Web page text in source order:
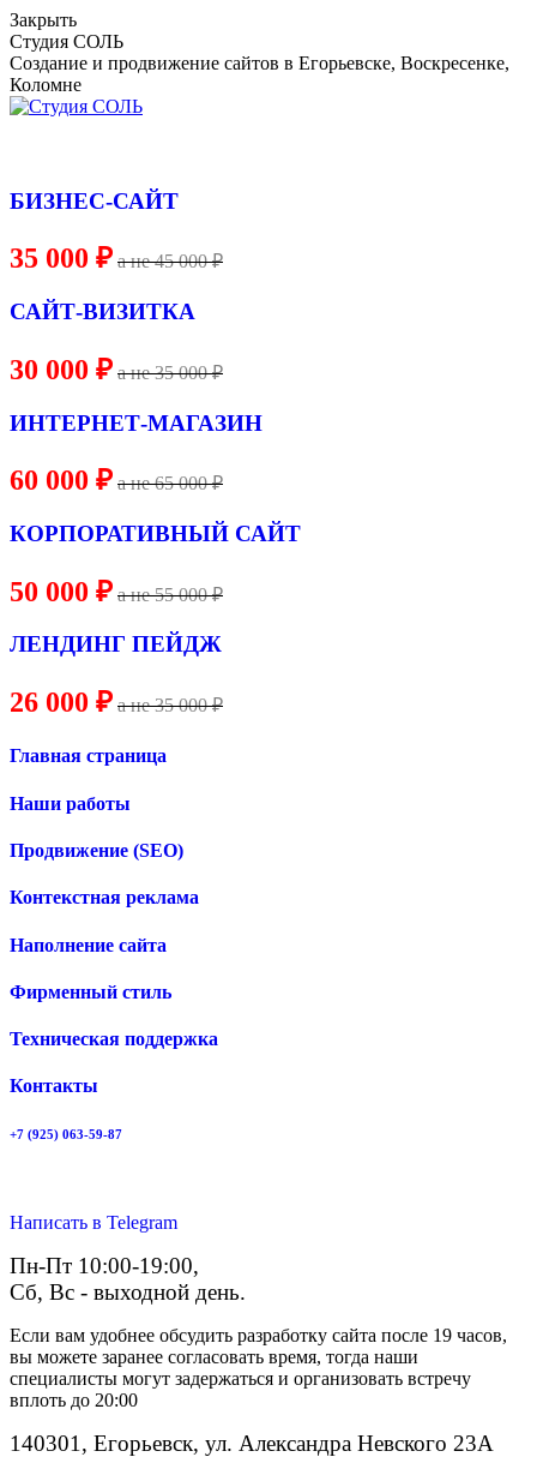
Skip
to
content
Закрыть
Студия СОЛЬ
Создание и продвижение сайтов в Егорьевске, Воскресенке,
Коломне
БИЗНЕС-САЙТ
35 000 ₽ a не 45 000 ₽
САЙТ-ВИЗИТКА
30 000 ₽ a не 35 000 ₽
ИНТЕРНЕТ-МАГАЗИН
60 000 ₽ a не 65 000 ₽
КОРПОРАТИВНЫЙ САЙТ
50 000 ₽ a не55000 ₽
ЛЕНДИНГ ПЕЙДЖ
26 000 ₽ a не 35 000 ₽
Главная страница
Наши работы
Продвижение (SEO)
Контекстная реклама
Наполнение сайта
Фирменный стиль
Техническая поддержка
Контакты
+7 (925) 063-59-87
Написать в Telegram
Пн-Пт 10:00-19:00,
Сб, Вс - выходной день.
Если вам удобнее обсудить разработку сайта после 19 часов,
вы можете заранее согласовать время, тогда наши
специалисты могут задержаться и организовать встречу
вплоть до 20:00
140301, Егорьевск, ул. Александра Невского 23А